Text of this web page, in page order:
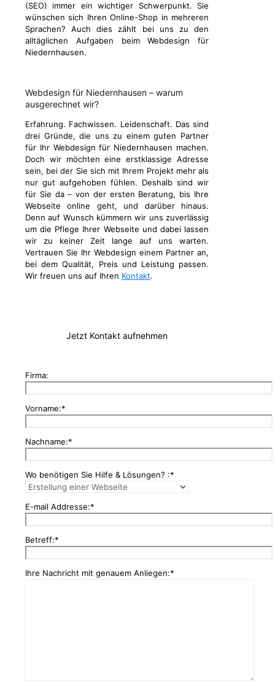
(SEO) immer ein wichtiger Schwerpunkt. Sie
wünschen sich Ihren Online-Shop in mehreren
Sprachen? Auch dies zählt bei uns zu den
alltäglichen Aufgaben beim Webdesign für
Niedernhausen.
Webdesign für Niedernhausen – warum
ausgerechnet wir?
Erfahrung. Fachwissen. Leidenschaft. Das sind
drei Gründe, die uns zu einem guten Partner
für Ihr Webdesign für Niedernhausen machen.
Doch wir möchten eine erstklassige Adresse
sein, bei der Sie sich mit Ihrem Projekt mehr als
nur gut aufgehoben fühlen. Deshalb sind wir
für Sie da – von der ersten Beratung, bis Ihre
Webseite online geht, und darüber hinaus.
Denn auf Wunsch kümmern wir uns zuverlässig
um die Pflege Ihrer Webseite und dabei lassen
wir zu keiner Zeit lange auf uns warten.
Vertrauen Sie Ihr Webdesign einem Partner an,
bei dem Qualität, Preis und Leistung passen.
Wir freuen uns auf Ihren Kontakt.
Jetzt Kontakt aufnehmen
Firma:
Vorname:*
Nachname:*
Wo benötigen Sie Hilfe & Lösungen? :*
E-mail Addresse:*
Betreff:*
Ihre Nachricht mit genauem Anliegen:*